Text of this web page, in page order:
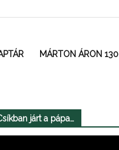
MÁRTON ÁRON 130
járt a pápa…